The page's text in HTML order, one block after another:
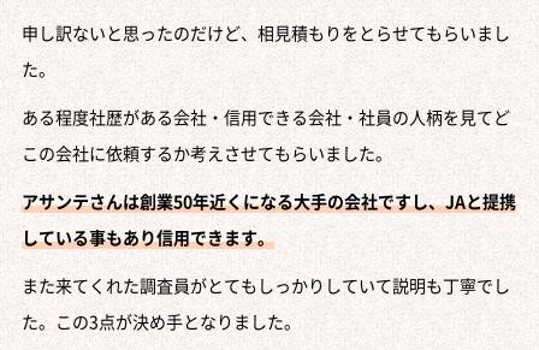
申し訳ないと思ったのだけど、相見積もりをとらせてもらいまし
た。
ある程度社歴がある会社・信用できる会社・社員の人柄を見てど
この会社に依頼するか考えさせてもらいました。
アサンテさんは創業50年近くになる大手の会社ですし、JAと提携
している事もあり信用できます。
また来てくれた調査員がとてもしっかりしていて説明も丁寧でし
た。この3点が決め手となりました。